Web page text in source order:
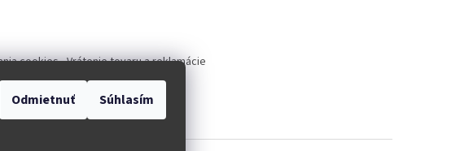
Odmietnuť Súhlasím
cookies Vrátenie tovaru a reklamácie